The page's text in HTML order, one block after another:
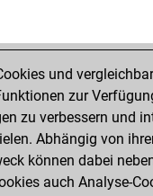
und
zur
zu verbessern und
Abhängig von
können dabei
auch Analyse-